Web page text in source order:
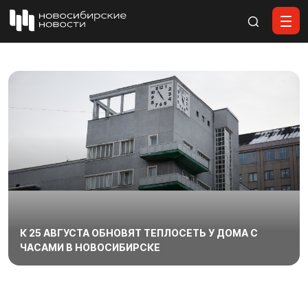
К 25 АВГУСТА ОБНОВЯТ ТЕПЛОСЕТЬ У ДОМА С
ЧАСАМИ В НОВОСИБИРСКЕ